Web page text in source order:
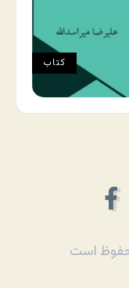
کتاب